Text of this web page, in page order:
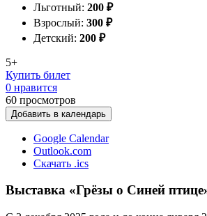
Льготный: 200 ₽
Взрослый: 300 ₽
Детский: 200 ₽
5+
Купить билет
0 нравится
60 просмотров
Добавить в календарь
Google Calendar
Outlook.com
Скачать .ics
Выставка «Грёзы о Синей